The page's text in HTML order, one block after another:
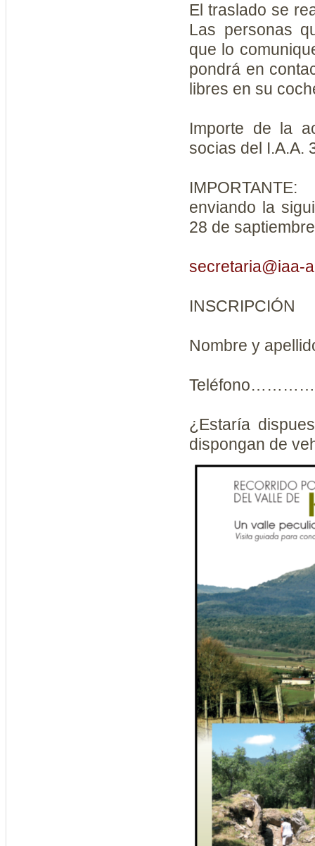
El traslado se
Las personas
que lo
pondrá en
libres en su
Importe de la
socias del I.A.A.
enviando la
28 de
secretaria@iaa-
INSCRIPCIÓN
Nombre y
¿Estaría
dispongan de